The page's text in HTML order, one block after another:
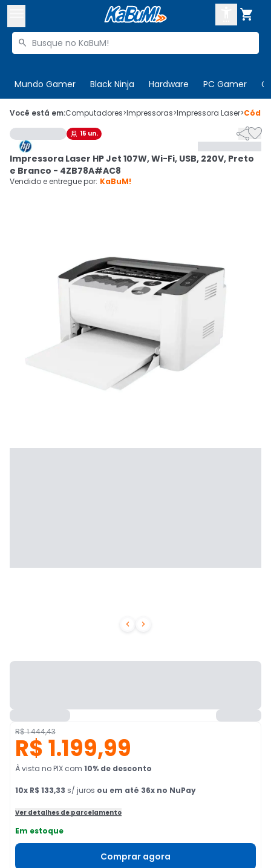

Buscar produtos

Mundo Gamer Black Ninja Hardware PC Gamer
 Olá. Acesse sua conta
 Departamentos
Cupons
CADASTRE-SE
Você está em:Computadores>Impressoras>Impressora Laser>
 
 15 un. 
Impressora Laser HP Jet 107W, Wi-Fi, USB, 220V, Preto
e Branco - 4ZB78A#AC8
Vendido e entregue por: KaBuM!
R$ 1.444,43
R$ 1.199,99
À vista no PIX com 10% de desconto
10x R$ 133,33 s/ juros ou em até 36x no NuPay
Ver detalhes de parcelamento
Em estoque
Comprar agora